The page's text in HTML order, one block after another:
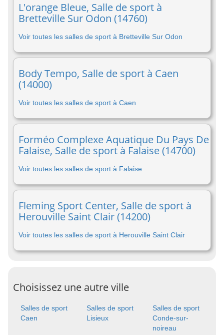
L'orange Bleue, Salle de sport à
Bretteville Sur Odon (14760)
Voir toutes les salles de sport à Bretteville Sur Odon
Body Tempo, Salle de sport à Caen
(14000)
Voir toutes les salles de sport à Caen
Forméo Complexe Aquatique Du Pays De
Falaise, Salle de sport à Falaise (14700)
Voir toutes les salles de sport à Falaise
Fleming Sport Center, Salle de sport à
Herouville Saint Clair (14200)
Voir toutes les salles de sport à Herouville Saint Clair
Choisissez une autre ville
Salles de sport
Caen
Salles de sport
Lisieux
Salles de sport
Conde-sur-
noireau